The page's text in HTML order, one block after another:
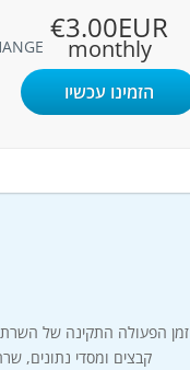
€3.00EUR
monthly
הזמינו עכשיו
זמן הפעולה התקינה של
קבצים ומסדי נתונים,